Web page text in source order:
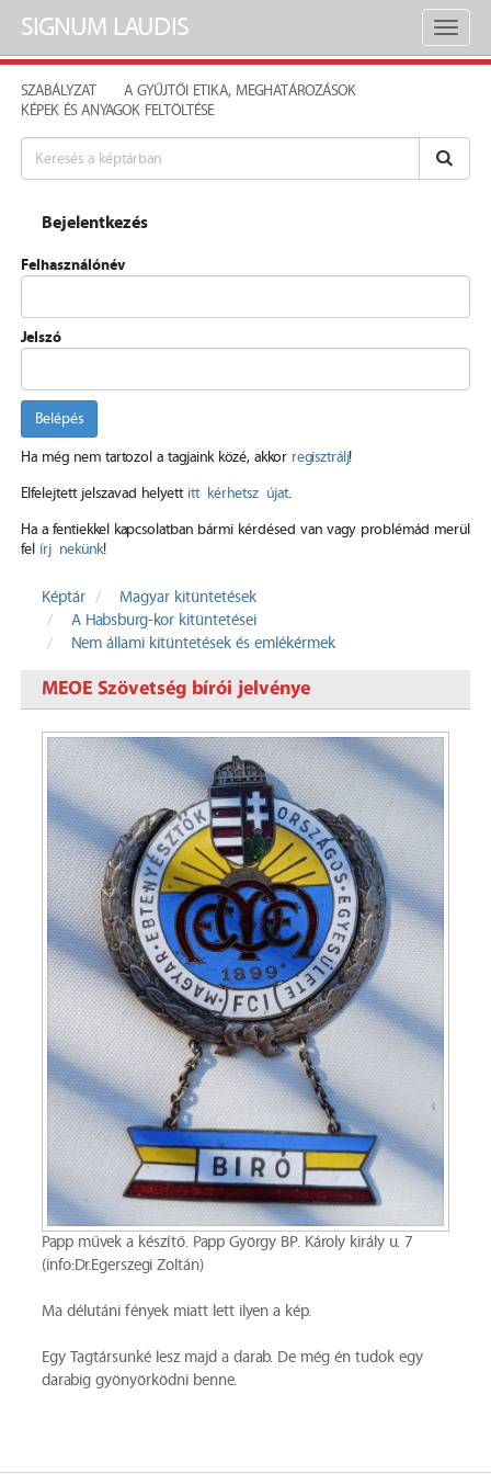
Toggle
SIGNUM LAUDIS
SZABÁLYZAT
A GYŰJTŐI ETIKA, MEGHATÁROZÁSOK
KÉPEK ÉS ANYAGOK FELTÖLTÉSE
Bejelentkezés
Felhasználónév
Jelszó
Belépés
Ha még nem tartozol a tagjaink közé, akkor regisztrálj!
Elfelejtett jelszavad helyett itt kérhetsz újat.
Ha a fentiekkel kapcsolatban bármi kérdésed van vagy problémád merül
fel írj nekünk!
Képtár
Magyar kitüntetések
A Habsburg-kor kitüntetései
Nem állami kitüntetések és emlékérmek
MEOE Szövetség bírói jelvénye
Papp művek a készítő. Papp György BP. Károly király u. 7
(info:Dr.Egerszegi Zoltán)
Ma délutáni fények miatt lett ilyen a kép.
Egy Tagtársunké lesz majd a darab. De még én tudok egy
darabig gyönyörködni benne.